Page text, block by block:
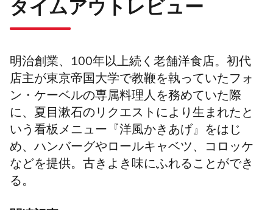
タイムアウトレビュー
明治創業、100年以上続く老舗洋食店。初代
店主が東京帝国大学で教鞭を執っていたフォ
ン・ケーベルの専属料理人を務めていた際
に、夏目漱石のリクエストにより生まれたと
いう看板メニュー『洋風かきあげ』をはじ
め、ハンバーグやロールキャベツ、コロッケ
などを提供。古きよき味にふれることができ
る。